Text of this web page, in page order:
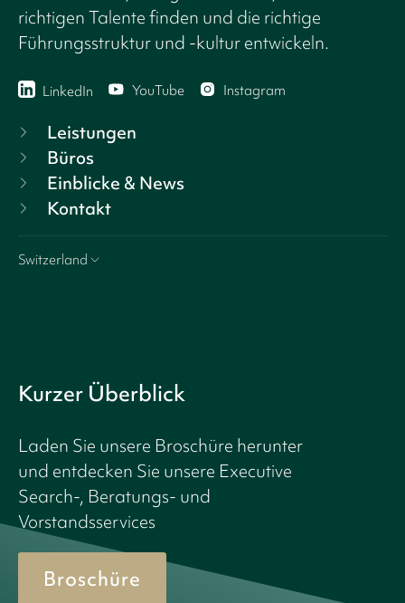
richtigen Talente finden und die richtige
Führungsstruktur und -kultur entwickeln.
LinkedIn YouTube Instagram
Leistungen
Büros
Einblicke & News
Kontakt
Switzerland
Kurzer Überblick
Laden Sie unsere Broschüre herunter
und entdecken Sie unsere Executive
Search-, Beratungs- und
Vorstandsservices
Broschüre